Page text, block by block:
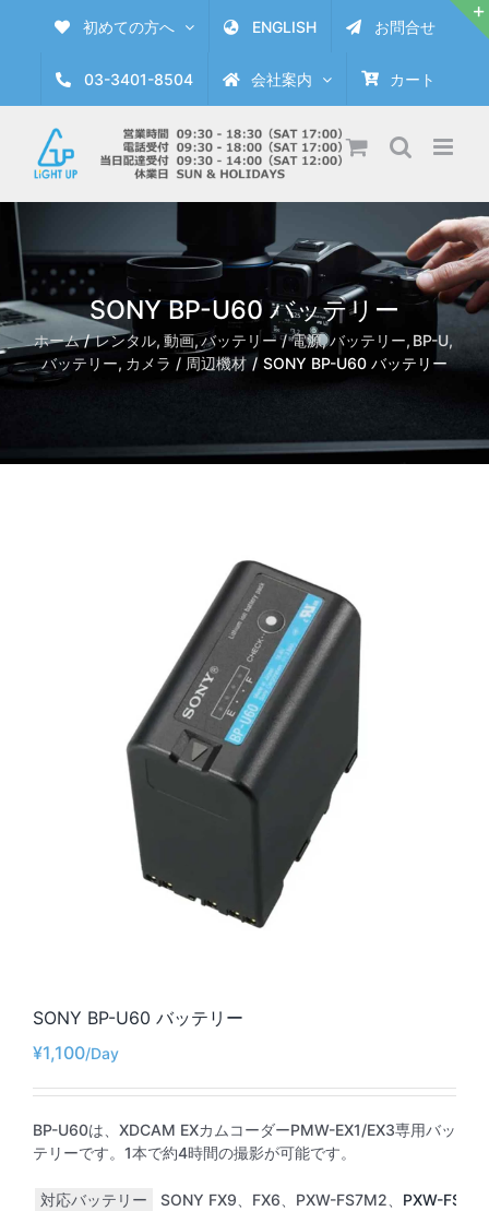
初めての方へ ENGLISH お問合せ
03-3401-8504 会社案内 カート
SONY BP-U60 バッテリー
ホーム レンタル 動画 バッテリー / 電源 バッテリー BP-U
バッテリー カメラ / 周辺機材 SONY BP-U60 バッテリー
SONY BP-U60 バッテリー
¥1,100
BP-U60は、XDCAM EXカムコーダーPMW-EX1/EX3専用バッ
テリーです。1本で約4時間の撮影が可能です。
対応バッテリー SONY FX9、FX6、PXW-FS7M2、 PXW-